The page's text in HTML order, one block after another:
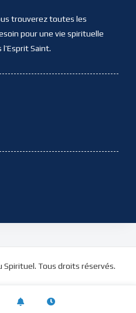
trouverez toutes les
pour une vie spirituelle
Saint.
Spirituel. Tous droits réservés.